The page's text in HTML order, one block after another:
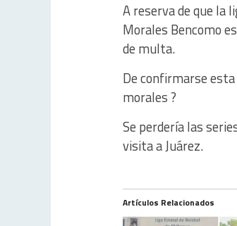
A reserva de que la
Morales Bencomo
de multa.
De confirmarse
morales ?
Se perdería las
visita a Juárez.
Artículos Relacionados